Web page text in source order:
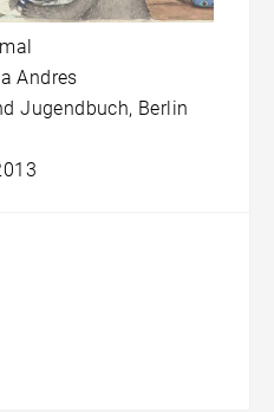
Andres
Jugendbuch, Berlin